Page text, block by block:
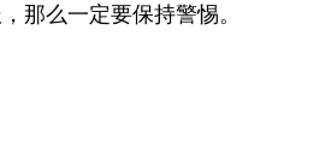
那么一定要保持警惕。